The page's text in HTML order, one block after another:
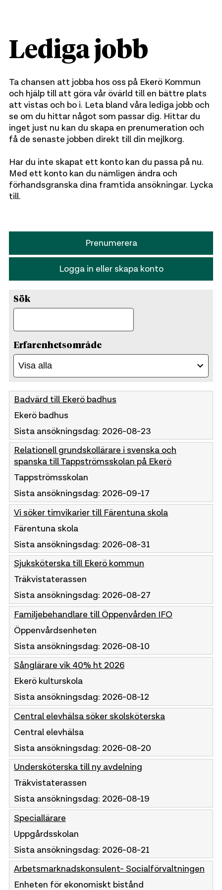
Lediga jobb
Ta chansen att jobba hos oss på Ekerö Kommun
och hjälp till att göra vår övärld till en bättre plats
att vistas och bo i. Leta bland våra lediga jobb och
se om du hittar något som passar dig. Hittar du
inget just nu kan du skapa en prenumeration och
få de senaste jobben direkt till din mejlkorg.
Har du inte skapat ett konto kan du passa på nu.
Med ett konto kan du nämligen ändra och
förhandsgranska dina framtida ansökningar. Lycka
till.
Prenumerera
Logga in eller skapa konto
Sök
Sök
Erfarenhetsområde
Badvärd till Ekerö badhus
Ekerö badhus
Sista ansökningsdag: 2026-08-23
Relationell grundskollärare i svenska och
spanska till Tappströmsskolan på Ekerö
Tappströmsskolan
Sista ansökningsdag: 2026-09-17
Vi söker timvikarier till Färentuna skola
Färentuna skola
Sista ansökningsdag: 2026-08-31
Sjuksköterska till Ekerö kommun
Träkvistaterassen
Sista ansökningsdag: 2026-08-27
Familjebehandlare till Öppenvården IFO
Öppenvårdsenheten
Sista ansökningsdag: 2026-08-10
Sånglärare vik 40% ht 2026
Ekerö kulturskola
Sista ansökningsdag: 2026-08-12
Central elevhälsa söker skolsköterska
Central elevhälsa
Sista ansökningsdag: 2026-08-20
Undersköterska till ny avdelning
Träkvistaterassen
Sista ansökningsdag: 2026-08-19
Speciallärare
Uppgårdsskolan
Sista ansökningsdag: 2026-08-21
Arbetsmarknadskonsulent- Socialförvaltningen
Enheten för ekonomiskt bistånd